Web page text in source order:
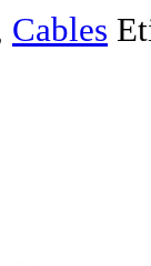
Cables